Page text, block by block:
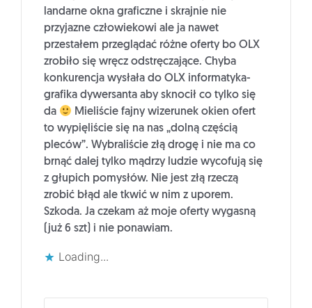
landarne okna graficzne i skrajnie nie
przyjazne człowiekowi ale ja nawet
przestałem przeglądać różne oferty bo OLX
zrobiło się wręcz odstręczające. Chyba
konkurencja wysłała do OLX informatyka-
grafika dywersanta aby sknocił co tylko się
da
Mieliście fajny wizerunek okien ofert
to wypięliście się na nas „dolną częścią
pleców”. Wybraliście złą drogę i nie ma co
brnąć dalej tylko mądrzy ludzie wycofują się
z głupich pomysłów. Nie jest złą rzeczą
zrobić błąd ale tkwić w nim z uporem.
Szkoda. Ja czekam aż moje oferty wygasną
(już 6 szt) i nie ponawiam.
Loading...